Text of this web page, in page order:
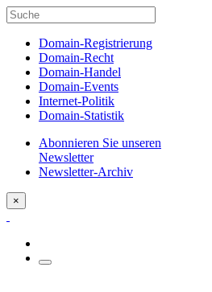
Domain-Registrierung
Domain-Recht
Domain-Handel
Domain-Events
Internet-Politik
Domain-Statistik
Abonnieren Sie unseren
Newsletter
Newsletter-Archiv
×